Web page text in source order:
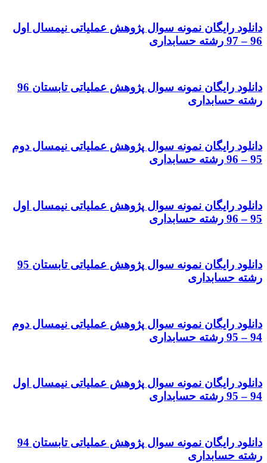
دانلود رایگان نمونه سوال پژوهش عملیاتی نیمسال اول
96 – 97 رشته حسابداری
دانلود رایگان نمونه سوال پژوهش عملیاتی تابستان 96
رشته حسابداری
دانلود رایگان نمونه سوال پژوهش عملیاتی نیمسال دوم
95 – 96 رشته حسابداری
دانلود رایگان نمونه سوال پژوهش عملیاتی نیمسال اول
95 – 96 رشته حسابداری
دانلود رایگان نمونه سوال پژوهش عملیاتی تابستان 95
رشته حسابداری
دانلود رایگان نمونه سوال پژوهش عملیاتی نیمسال دوم
94 – 95 رشته حسابداری
دانلود رایگان نمونه سوال پژوهش عملیاتی نیمسال اول
94 – 95 رشته حسابداری
دانلود رایگان نمونه سوال پژوهش عملیاتی تابستان 94
رشته حسابداری